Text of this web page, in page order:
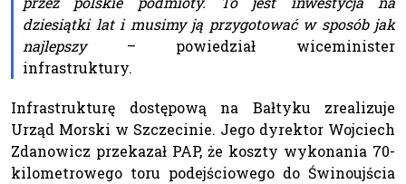
dziesiątki lat i musimy ją przygotować w sposób jak
najlepszy– powiedział wiceminister
infrastruktury.
Infrastrukturę dostępową na Bałtyku zrealizuje
Urząd Morski w Szczecinie. Jego dyrektor Wojciech
Zdanowicz przekazał PAP, że koszty wykonania 70-
kilometrowego toru podejściowego do Świnoujścia